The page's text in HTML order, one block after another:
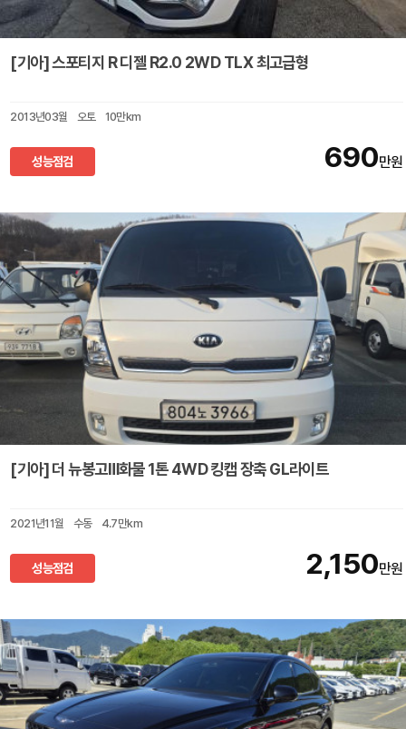
[기아] 스포티지 R 디젤 R2.0 2WD TLX 최고급형
2013년03월 오토 10만km
성능점검 690만원
[기아] 더 뉴봉고Ⅲ화물 1톤 4WD 킹캡 장축 GL라이트
2021년11월 수동 4.7만km
성능점검 2,150만원